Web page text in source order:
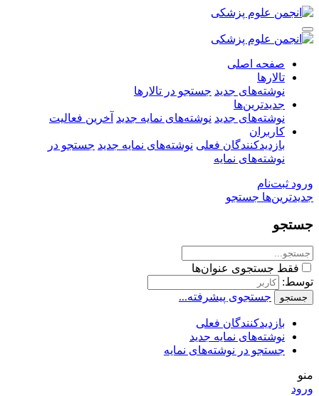
صفحه اصلی
تالارها
نوشته‌های جدید جستجو در تالارها
جدیدترین‌ها
نوشته‌های جدید نوشته‌های نمایه جدید آخرین فعالیت
کاربران
بازدیدکنندگان فعلی نوشته‌های نمایه جدید جستجو در
نوشته‌های نمایه
ورود ثبت‌نام
جدیدترین‌ها جستجو
جستجو
فقط جستجوی عنوان‌ها
توسط:
جستجو جستجوی پیشرفته...
بازدیدکنندگان فعلی
نوشته‌های نمایه جدید
جستجو در نوشته‌های نمایه
منو
ورود